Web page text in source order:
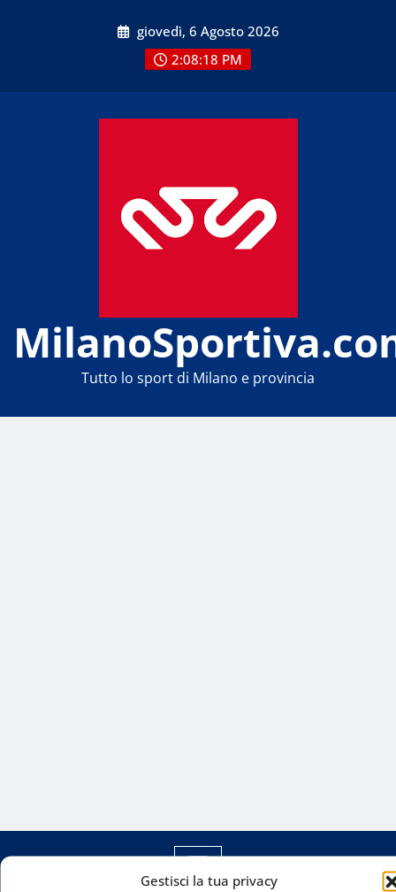
Gestisci la tua privacy
giovedì, 6 Agosto 2026
2:08:18 PM
Tutto lo sport di Milano e provincia